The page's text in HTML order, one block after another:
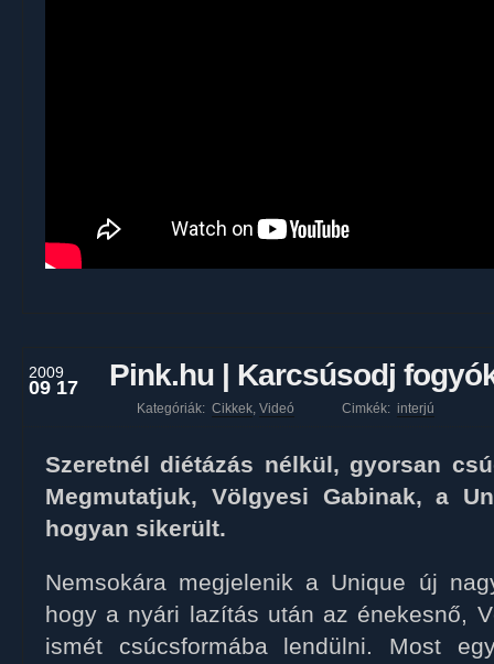
2009
09 17 Pink.hu | Karcsúsodj
Kategóriák: Cikkek, Videó Cimkék: interjú
Szeretnél diétázás nélkül, gyorsan
Megmutatjuk, Völgyesi Gabinak, a
hogyan sikerült.
Nemsokára megjelenik a Unique új
hogy a nyári lazítás után az énekesnő,
ismét csúcsformába lendülni. Most